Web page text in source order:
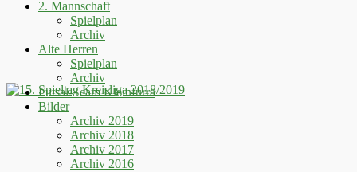
2. Mannschaft
Spielplan
Archiv
Alte Herren
Spielplan
Archiv
Futsal-Team Kleinfurra
Bilder
Archiv 2019
Archiv 2018
Archiv 2017
Archiv 2016